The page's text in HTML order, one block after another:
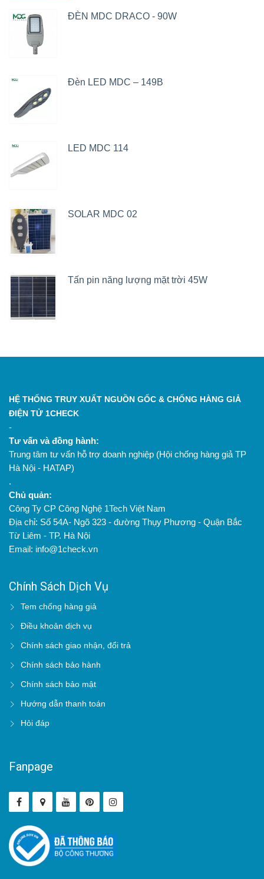
ĐÈN MDC DRACO - 90W
Đèn LED MDC – 149B
LED MDC 114
SOLAR MDC 02
Tấn pin năng lượng mặt trời 45W
HỆ THỐNG TRUY XUẤT NGUỒN GỐC & CHỐNG HÀNG GIẢ
ĐIỆN TỬ 1CHECK
-
Tư vấn và đồng hành:
Trung tâm tư vấn hỗ trợ doanh nghiệp (Hội chống hàng giả TP
Hà Nội - HATAP)
.
Chủ quản:
Công Ty CP Công Nghệ 1Tech Việt Nam
Địa chỉ: Số 54A- Ngõ 323 - đường Thụy Phương - Quận Bắc
Từ Liêm - TP. Hà Nội
Email: info@1check.vn
Chính Sách Dịch Vụ
Tem chống hàng giả
Điều khoản dịch vụ
Chính sách giao nhận, đổi trả
Chính sách bảo hành
Chính sách bảo mật
Hướng dẫn thanh toán
Hỏi đáp
Fanpage